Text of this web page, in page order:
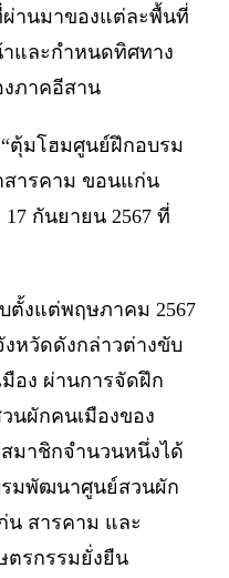
ผ่านมาของแต่ละพื้นที่
และกำหนดทิศทาง
ภาคอีสาน
ตุ้มโฮมศูนย์ฝึกอบรม
สารคาม ขอนแก่น
กันยายน 2567 ที่
ตั้งแต่พฤษภาคม 2567
หวัดดังกล่าวต่างขับ
มือง ผ่านการจัดฝึก
นผักคนเมืองของ
มาชิกจำนวนหนึ่งได้
รมพัฒนาศูนย์สวนผัก
น สารคาม และ
ตรกรรมยั่งยืน